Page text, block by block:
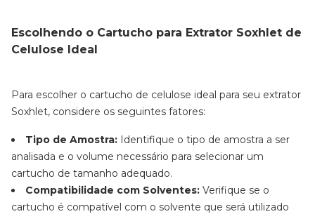
Escolhendo o Cartucho para Extrator Soxhlet de
Celulose Ideal
Para escolher o cartucho de celulose ideal para seu extrator
Soxhlet, considere os seguintes fatores:
Tipo de Amostra: Identifique o tipo de amostra a ser
analisada e o volume necessário para selecionar um
cartucho de tamanho adequado.
Compatibilidade com Solventes: Verifique se o
cartucho é compatível com o solvente que será utilizado